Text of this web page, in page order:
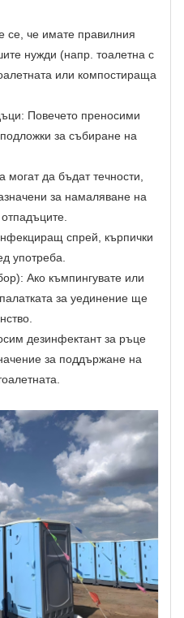
се, че имате правилния
нужди (напр. тоалетна с
или компостираща
Повечето преносими
за събиране на
да бъдат течности,
за намаляване на
спрей, кърпички
употреба.
Ако къмпингувате или
за уединение ще
дезинфектант за ръце
за поддържане на